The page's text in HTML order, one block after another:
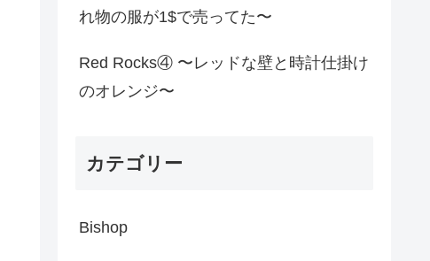
れ物の服が1$で売ってた〜
Red Rocks④ 〜レッドな壁と時計仕掛け
のオレンジ〜
カテゴリー
Bishop